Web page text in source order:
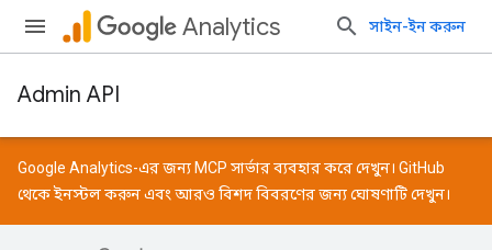
Analytics সাইন-ইন করুন
Admin API
Google Analytics-এর জন্য MCP সার্ভার ব্যবহার করে দেখুন। GitHub
থেকে ইনস্টল করুন এবং আরও বিশদ বিবরণের জন্যঘোষণাটিদেখুন।